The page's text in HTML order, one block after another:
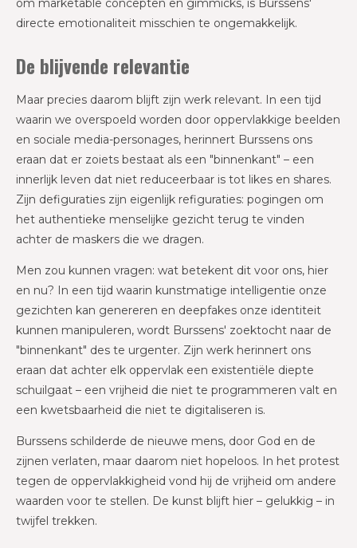
om marketable concepten en gimmicks, is Burssens'
directe emotionaliteit misschien te ongemakkelijk.
De blijvende relevantie
Maar precies daarom blijft zijn werk relevant. In een tijd
waarin we overspoeld worden door oppervlakkige beelden
en sociale media-personages, herinnert Burssens ons
eraan dat er zoiets bestaat als een "binnenkant" – een
innerlijk leven dat niet reduceerbaar is tot likes en shares.
Zijn defiguraties zijn eigenlijk refiguraties: pogingen om
het authentieke menselijke gezicht terug te vinden
achter de maskers die we dragen.
Men zou kunnen vragen: wat betekent dit voor ons, hier
en nu? In een tijd waarin kunstmatige intelligentie onze
gezichten kan genereren en deepfakes onze identiteit
kunnen manipuleren, wordt Burssens' zoektocht naar de
"binnenkant" des te urgenter. Zijn werk herinnert ons
eraan dat achter elk oppervlak een existentiële diepte
schuilgaat – een vrijheid die niet te programmeren valt en
een kwetsbaarheid die niet te digitaliseren is.
Burssens schilderde de nieuwe mens, door God en de
zijnen verlaten, maar daarom niet hopeloos. In het protest
tegen de oppervlakkigheid vond hij de vrijheid om andere
waarden voor te stellen. De kunst blijft hier – gelukkig – in
twijfel trekken.